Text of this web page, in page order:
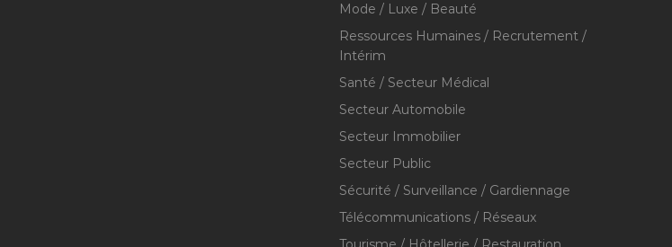
Mode / Luxe / Beauté
Ressources Humaines / Recrutement /
Intérim
Santé / Secteur Médical
Secteur Automobile
Secteur Immobilier
Secteur Public
Sécurité / Surveillance / Gardiennage
Télécommunications / Réseaux